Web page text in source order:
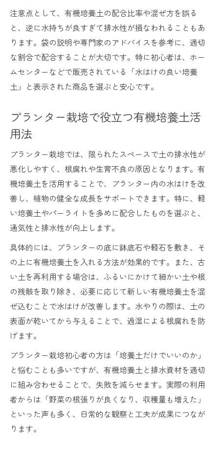
注意点として、有機培養土の配合比率や混ぜ方を誤る
と、逆に水持ちが良すぎて排水性が損なわれることもあ
ります。袋の説明や専門家のアドバイスを参考に、適切
な割合で配合することが大切です。特に初心者は、ホー
ムセンターなどで販売されている「水はけの良い培養
土」と表示された商品を選ぶと安心です。
プランター栽培で役立つ有機培養土活
用法
プランター栽培では、限られたスペースで土の排水性が
悪化しやすく、根腐れや生育不良の原因となります。有
機培養土を活用することで、プランター内の水はけを改
善し、植物の健全な成長をサポートできます。特に、軽
い培養土やパーライトを多めに配合したものを選ぶと、
通気性と排水性が向上します。
具体的には、プランターの底に鉢底石や軽石を敷き、そ
の上に有機培養土を入れる方法が効果的です。また、古
い土を再利用する場合は、ふるいにかけて細かい土や根
の残骸を取り除き、必要に応じて新しい有機培養土を混
ぜ込むことで水はけが改善します。水やりの際は、土の
表面が乾いてから与えることで、過湿による根腐れを防
げます。
プランター栽培初心者の方は「培養土だけでいいのか」
と悩むことも多いですが、有機培養土と排水資材を適切
に組み合わせることで、失敗を減らせます。実際の利用
者からは「野菜の根張りが良くなり、収穫量も増えた」
といった声も多く、日常的な観察と工夫が成果につなが
ります。